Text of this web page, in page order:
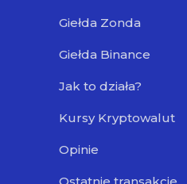
Giełda Zonda
Giełda Binance
Jak to działa?
Kursy Kryptowalut
Opinie